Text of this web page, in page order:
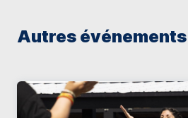
Autres événements